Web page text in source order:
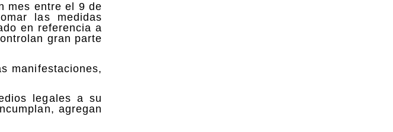
mes entre el 9 de
las medidas
en referencia a
gran parte
manifestaciones,
legales a su
agregan